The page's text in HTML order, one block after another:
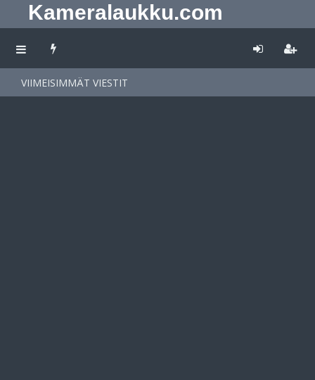
Kameralaukku.com
VIIMEISIMMÄT VIESTIT